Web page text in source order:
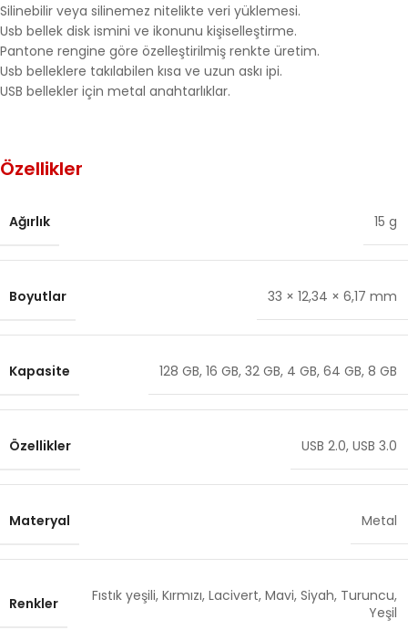
Silinebilir veya silinemez nitelikte veri yüklemesi.
Usb bellek disk ismini ve ikonunu kişiselleştirme.
Pantone rengine göre özelleştirilmiş renkte üretim.
Usb belleklere takılabilen kısa ve uzun askı ipi.
USB bellekler için metal anahtarlıklar.
Özellikler
Ağırlık 15 g
Boyutlar 33 × 12,34 × 6,17 mm
Kapasite 128 GB, 16 GB, 32 GB, 4 GB, 64 GB, 8 GB
Özellikler USB 2.0, USB 3.0
Materyal Metal
Renkler Fıstık yeşili, Kırmızı, Lacivert, Mavi, Siyah, Turuncu,
Yeşil